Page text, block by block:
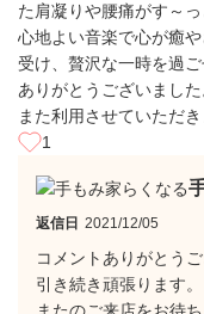
た肩凝りや腰痛がす～っ
心地よい音楽で心が癒
受け、贅沢な一時を過ご
ありがとうございました
また利用させていただ
1
返信日 2021/12/05
コメントありがとう
引き続き頑張ります。